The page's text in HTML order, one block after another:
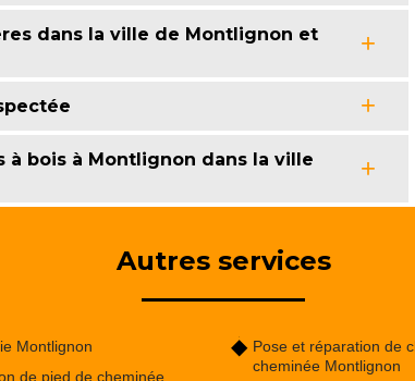
dans la ville de Montlignon et
bois à Montlignon dans la ville
Autres services
Montlignon
de pied de cheminée
Pose et réparation de
cheminée Montlignon